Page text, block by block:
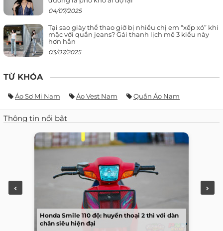
04/07/2025
Tại sao giày thể thao giờ bị nhiều chị em “xếp xó” khi
mặc với quần jeans? Gái thanh lịch mê 3 kiểu này
hơn hẳn
03/07/2025
TỪ KHÓA
Áo Sơ Mi Nam Áo Vest Nam Quần Áo Nam
Thông tin nổi bật
Honda Smile 110 độ: huyền thoại 2 thì với dàn
chân siêu hiện đại